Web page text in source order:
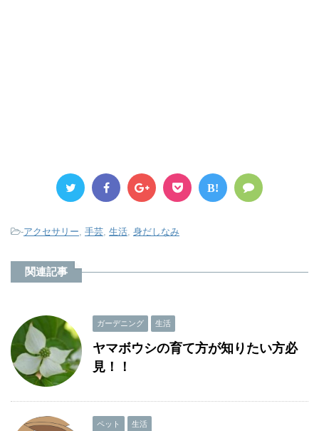
B!
-アクセサリー, 手芸, 生活, 身だしなみ
関連記事
ガーデニング 生活
ヤマボウシの育て方が知りたい方必
見！！
ペット 生活